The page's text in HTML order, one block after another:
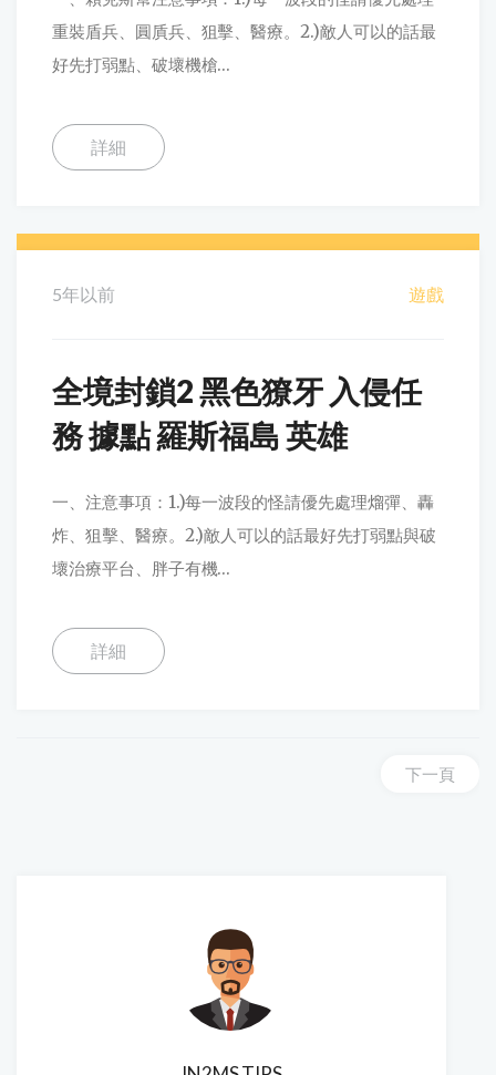
重裝盾兵、圓貭兵、狙擊、醫療。2.)敵人可以的話最
好先打弱點、破壞機槍...
詳細
5年以前 遊戲
全境封鎖2 黑色獠牙 入侵任
務 據點 羅斯福島 英雄
一、注意事項：1.)每一波段的怪請優先處理熘彈、轟
炸、狙擊、醫療。2.)敵人可以的話最好先打弱點與破
壞治療平台、胖子有機...
詳細
下一頁